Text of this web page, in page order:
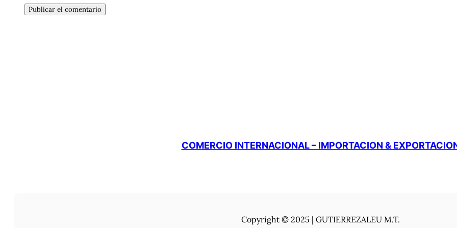
COMERCIO INTERNACIONAL – IMPORTACION &
Copyright © 2025 | GUTIERREZALEU M.T.